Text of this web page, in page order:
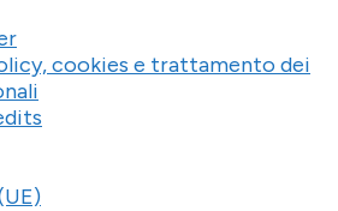
cookies e trattamento dei